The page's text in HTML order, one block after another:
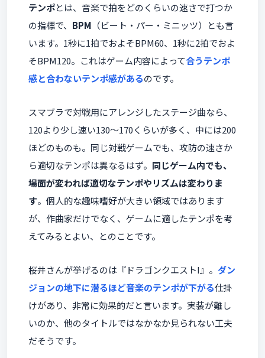
テンポとは、音楽で拍をどのくらいの速さで打つか
の指標で、 BPM （ビート・パー・ミニッツ）とも言
います。1秒に1拍でおよそBPM60、1秒に2拍でおよ
そBPM120。これはゲーム内容によって合うテンポ
感と合わないテンポ感があるのです。
スマブラで対戦用にアレンジしたステージ曲なら、
120より少し速い130〜170くらいが多く、中には200
ほどのものも。同じ対戦ゲームでも、攻防の速さか
ら適切なテンポは異なるはず。 同じゲーム内でも、
場面が変われば適切なテンポやリズムは変わりま
す。個人的な趣味嗜好が大きい領域ではあります
が、作曲家だけでなく、ゲームに適したテンポを考
えてみるとよい、とのことです。
桜井さんが挙げるのは『ドラゴンクエストI』。 ダン
ジョンの地下に潜るほど音楽のテンポが下がる仕掛
けがあり、非常に効果的だと言います。実装が難し
いのか、他のタイトルではなかなか見られない工夫
だそうです。